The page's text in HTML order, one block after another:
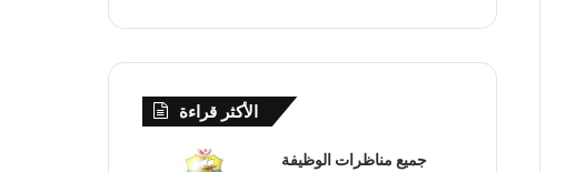
الأكثر قراءة
جميع مناظرات الوظيفة